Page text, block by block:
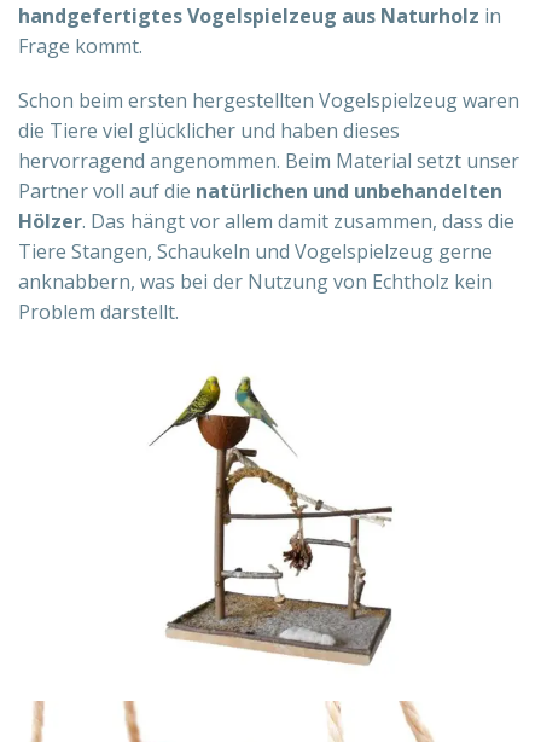
handgefertigtes Vogelspielzeug aus Naturholz in
Frage kommt.
Schon beim ersten hergestellten Vogelspielzeug waren
die Tiere viel glücklicher und haben dieses
hervorragend angenommen. Beim Material setzt unser
Partner voll auf die natürlichen und unbehandelten
Hölzer. Das hängt vor allem damit zusammen, dass die
Tiere Stangen, Schaukeln und Vogelspielzeug gerne
anknabbern, was bei der Nutzung von Echtholz kein
Problem darstellt.